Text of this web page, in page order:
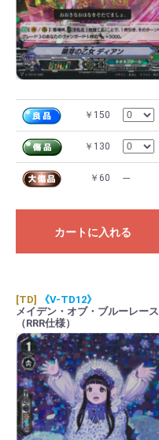
￥150
￥130
￥60 ---
カートに入れる
[TD]
《V-TD12》
メイデン・オブ・ブルーレース
（RRR仕様）